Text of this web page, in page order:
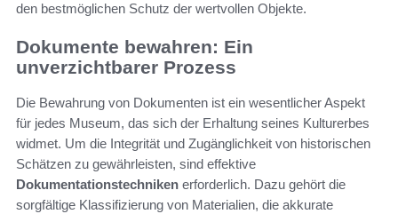
den bestmöglichen Schutz der wertvollen Objekte.
Dokumente bewahren: Ein
unverzichtbarer Prozess
Die Bewahrung von Dokumenten ist ein wesentlicher Aspekt
für jedes Museum, das sich der Erhaltung seines Kulturerbes
widmet. Um die Integrität und Zugänglichkeit von historischen
Schätzen zu gewährleisten, sind effektive
Dokumentationstechniken erforderlich. Dazu gehört die
sorgfältige Klassifizierung von Materialien, die akkurate